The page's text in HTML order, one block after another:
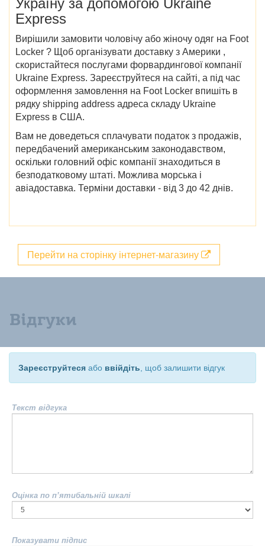
Україну за допомогою Ukraine
Express
Вирішили замовити чоловічу або жіночу одяг на Foot
Locker ? Щоб організувати доставку з Америки ,
скористайтеся послугами форвардингової компанії
Ukraine Express. Зареєструйтеся на сайті, а під час
оформлення замовлення на Foot Locker впишіть в
рядку shipping address адреса складу Ukraine
Express в США.
Вам не доведеться сплачувати податок з продажів,
передбачений американським законодавством,
оскільки головний офіс компанії знаходиться в
безподатковому штаті. Можлива морська і
авіадоставка. Терміни доставки - від 3 до 42 днів.
Перейти на сторінку інтернет-магазину
Відгуки
Зареєструйтеся або ввійдіть , щоб залишити відгук
Текст відгука
Оцінка по п’ятибальній шкалі
Показувати підпис